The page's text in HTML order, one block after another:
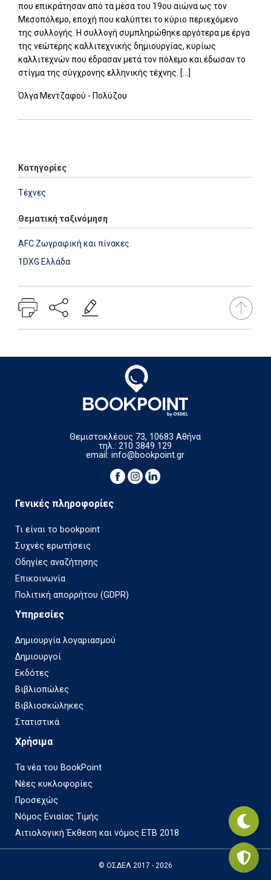
που επικράτησαν από τα μέσα του 19ου αιώνα ως τον
Μεσοπόλεμο, εποχή που καλύπτει το κύριο περιεχόμενο
της συλλογής. Η συλλογή συμπληρώθηκε αργότερα με έργα
της νεώτερης καλλιτεχνικής δημιουργίας, κυρίως
καλλιτεχνών που έδρασαν μετά τον πόλεμο και έδωσαν το
στίγμα της σύγχρονης ελληνικής τέχνης. [...]
Όλγα Μεντζαφού - Πολύζου
Κατηγορίες
Τέχνες
Θεματική ταξινόμηση
AFC Ζωγραφική και πίνακες
1DXG Ελλάδα
Θεμιστοκλέους 73, 10683 Αθήνα
τηλ.: 210 3849 129
email:info@bookpoint.gr
Γενικές πληροφορίες
Τι είναι το bookpoint
Συχνές ερωτήσεις
Οδηγίες αναζήτησης
Επικοινωνία
Πολιτική απορρήτου (GDPR)
Υπηρεσίες
Δημιουργία λογαριασμού
Δημιουργοί
Εκδότες
Βιβλιοπώλες
Βιβλιοσκώληκες
Στατιστικά
Χρήσιμα
Τα νέα του BookPoint
Νέες κυκλοφορίες
Προσεχώς
Νόμος Ενιαίας Τιμής
Αιτιολογική Έκθεση και νόμος ΕΤΒ 2018
© ΟΣΔΕΛ 2017 - 2026